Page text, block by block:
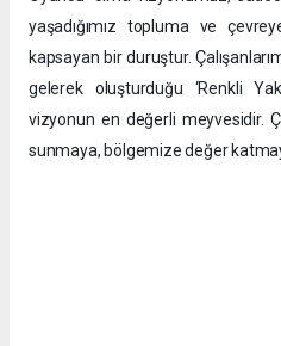
yaşadığımız topluma ve
kapsayan bir duruştur.
gelerek oluşturduğu ‘Renkli
vizyonun en değerli meyvesidir.
sunmaya, bölgemize değer